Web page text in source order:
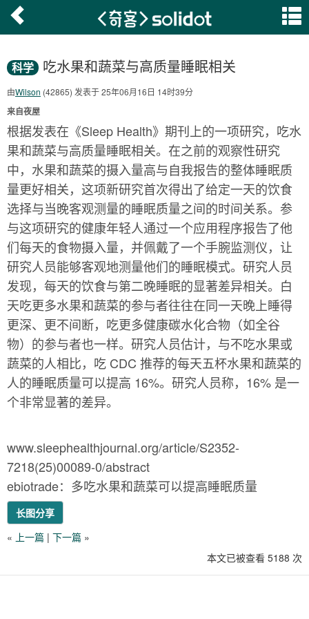
科学 吃水果和蔬菜与高质量睡眠相关
由Wilson (42865) 发表于 25年06月16日 14时39分
来自夜屋
根据发表在《Sleep Health》期刊上的一项研究，吃水
果和蔬菜与高质量睡眠相关。在之前的观察性研究
中，水果和蔬菜的摄入量高与自我报告的整体睡眠质
量更好相关，这项新研究首次得出了给定一天的饮食
选择与当晚客观测量的睡眠质量之间的时间关系。参
与这项研究的健康年轻人通过一个应用程序报告了他
们每天的食物摄入量，并佩戴了一个手腕监测仪，让
研究人员能够客观地测量他们的睡眠模式。研究人员
发现，每天的饮食与第二晚睡眠的显著差异相关。白
天吃更多水果和蔬菜的参与者往往在同一天晚上睡得
更深、更不间断，吃更多健康碳水化合物（如全谷
物）的参与者也一样。研究人员估计，与不吃水果或
蔬菜的人相比，吃 CDC 推荐的每天五杯水果和蔬菜的
人的睡眠质量可以提高 16%。研究人员称，16% 是一
个非常显著的差异。
www.sleephealthjournal.org/article/S2352-
7218(25)00089-0/abstract
ebiotrade：多吃水果和蔬菜可以提高睡眠质量
长图分享
« 上一篇 | 下一篇 »
本文已被查看 5188 次